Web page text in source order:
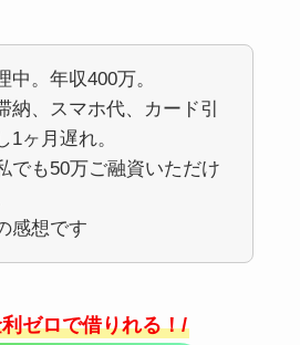
中。年収400万。
納、スマホ代、カード引
1ヶ月遅れ。
でも50万ご融資いただけ
感想です
ゼロで借りれる！/